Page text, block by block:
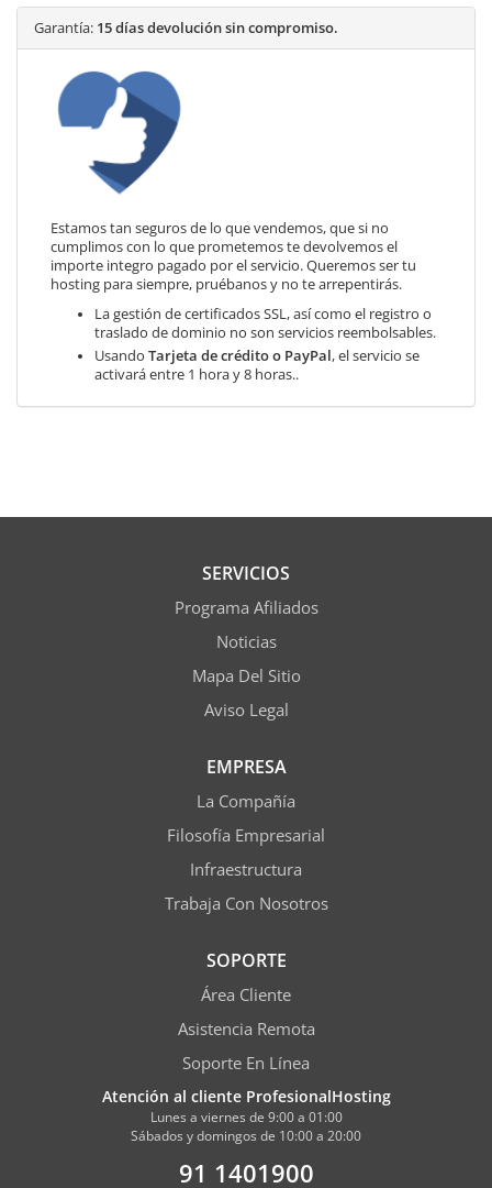
Garantía: 15 días devolución sin compromiso.
Estamos tan seguros de lo que vendemos, que si no
cumplimos con lo que prometemos te devolvemos el
importe integro pagado por el servicio. Queremos ser tu
hosting para siempre, pruébanos y no te arrepentirás.
La gestión de certificados SSL, así como el registro o
traslado de dominio no son servicios reembolsables.
Usando Tarjeta de crédito o PayPal, el servicio se
activará entre 1 hora y 8 horas..
SERVICIOS
Programa Afiliados
Noticias
Mapa Del Sitio
Aviso Legal
EMPRESA
La Compañía
Filosofía Empresarial
Infraestructura
Trabaja Con Nosotros
SOPORTE
Área Cliente
Asistencia Remota
Soporte En Línea
Atención al cliente ProfesionalHosting
Lunes a viernes de 9:00 a 01:00
Sábados y domingos de 10:00 a 20:00
91 1401900